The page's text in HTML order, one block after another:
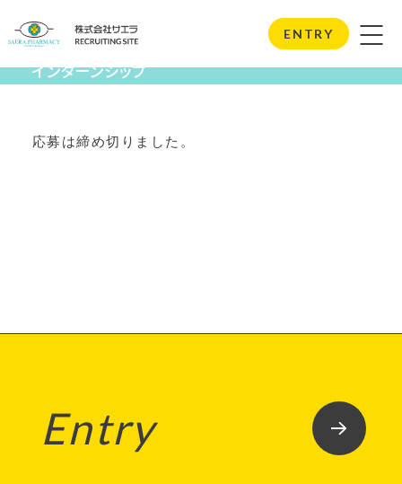
ENTRY
Internship
インターンシップ
応募は締め切りました。
Entry